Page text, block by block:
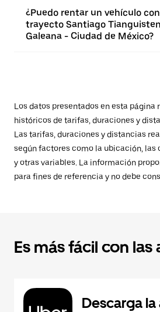
¿Puedo rentar un vehículo
trayecto Santiago
Galeana - Ciudad de México?
Los datos presentados en esta página
históricos de tarifas, duraciones y
Las tarifas, duraciones y distancias
según factores como la ubicación,
y otras variables. La información
para fines de referencia y no debe
Es más fácil con las
Descarga